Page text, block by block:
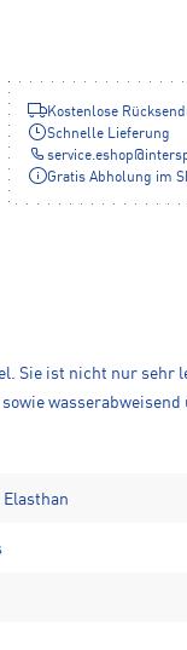
Kostenlose
Schnelle Lieferung
service.eshop@
Gratis Abholung im
Sie ist nicht nur sehr
Elasthan